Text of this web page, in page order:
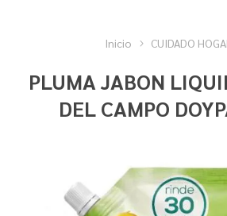
Inicio CUIDADO
PLUMA JABON
DEL CAMPO